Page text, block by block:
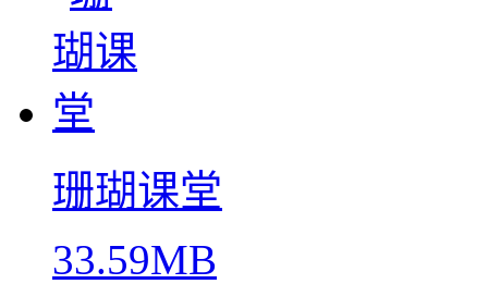
珊瑚课堂
33.59MB